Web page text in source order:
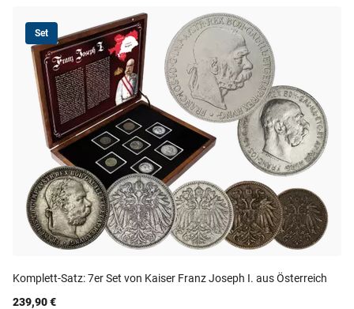
Set
Komplett-Satz: 7er Set von Kaiser Franz Joseph I. aus Österreich
239,90 €